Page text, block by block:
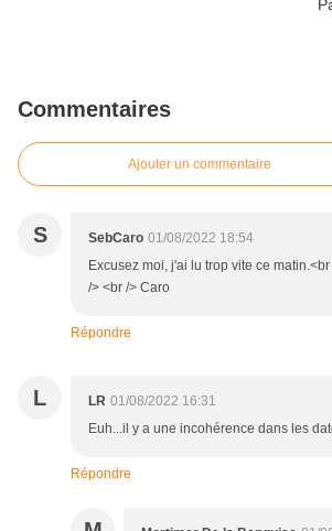
Commentaires
Ajouter un commentaire
S SebCaro 01/08/2022 18:54
Excusez moi, j'ai lu trop vite ce
/> <br /> Caro
Répondre
L LR 01/08/2022 16:31
Euh...il y a une incohérence dans les
Répondre